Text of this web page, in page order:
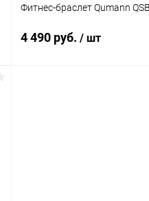
Фитнес-браслет Qumann
4 490 руб. / шт